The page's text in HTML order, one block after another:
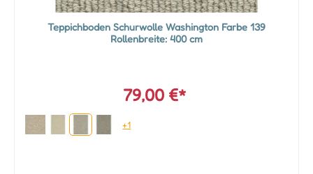
Teppichboden Schurwolle Washington Farbe 139
Rollenbreite: 400 cm
79,00 €*
+1